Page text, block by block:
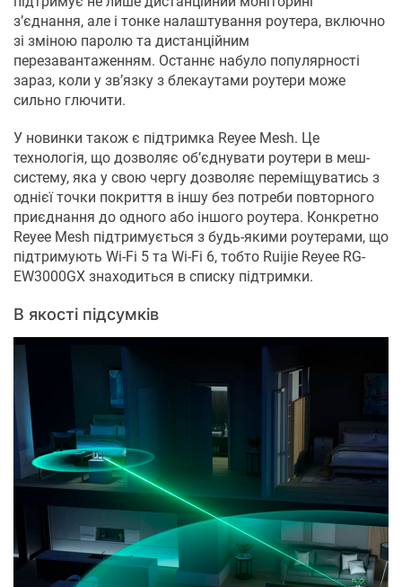
з’єднання, але і тонке налаштування роутера, включно
зі зміною паролю та дистанційним
перезавантаженням. Останнє набуло популярності
зараз, коли у зв’язку з блекаутами роутери може
сильно глючити.
У новинки також є підтримка Reyee Mesh. Це
технологія, що дозволяє об’єднувати роутери в меш-
систему, яка у свою чергу дозволяє переміщуватись з
однієї точки покриття в іншу без потреби повторного
приєднання до одного або іншого роутера. Конкретно
Reyee Mesh підтримується з будь-якими роутерами, що
підтримують Wi-Fi 5 та Wi-Fi 6, тобто Ruijie Reyee RG-
EW3000GX знаходиться в списку підтримки.
В якості підсумків